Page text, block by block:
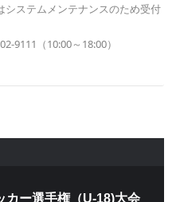
ステムメンテナンスのため受付
9111（10:00～18:00）
カー選手権（U-18)大会